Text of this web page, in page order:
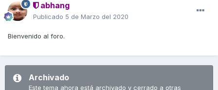
abhang
Publicado 5 de Marzo del 2020
Bienvenido al foro.
Archivado
Este tema ahora está archivado y cerrado a otras